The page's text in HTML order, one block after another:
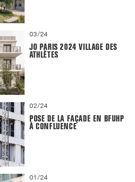
03/24
JO PARIS 2024 VILLAGE DES
ATHLÈTES
02/24
POSE DE LA FAÇADE EN BFUHP
À CONFLUENCE
01/24